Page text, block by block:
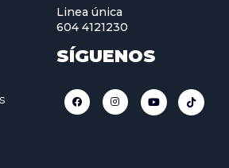
Linea única
604 4121230
SÍGUENOS